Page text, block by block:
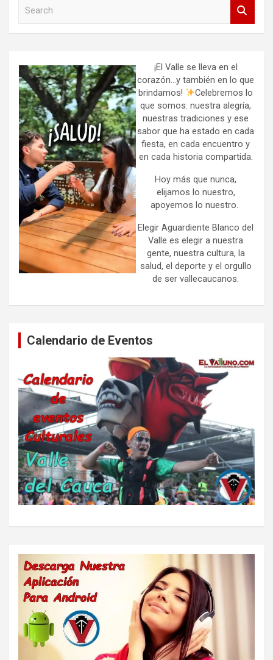
h
¡El Valle se lleva en el
corazón…y también en lo que
brindamos!
Celebremos lo
que somos: nuestra alegría,
nuestras tradiciones y ese
sabor que ha estado en cada
fiesta, en cada encuentro y
en cada historia compartida.
Hoy más que nunca,
elijamos lo nuestro,
apoyemos lo nuestro.
Elegir Aguardiente Blanco del
Valle es elegir a nuestra
gente, nuestra cultura, la
salud, el deporte y el orgullo
de ser vallecaucanos.
Calendario de Eventos